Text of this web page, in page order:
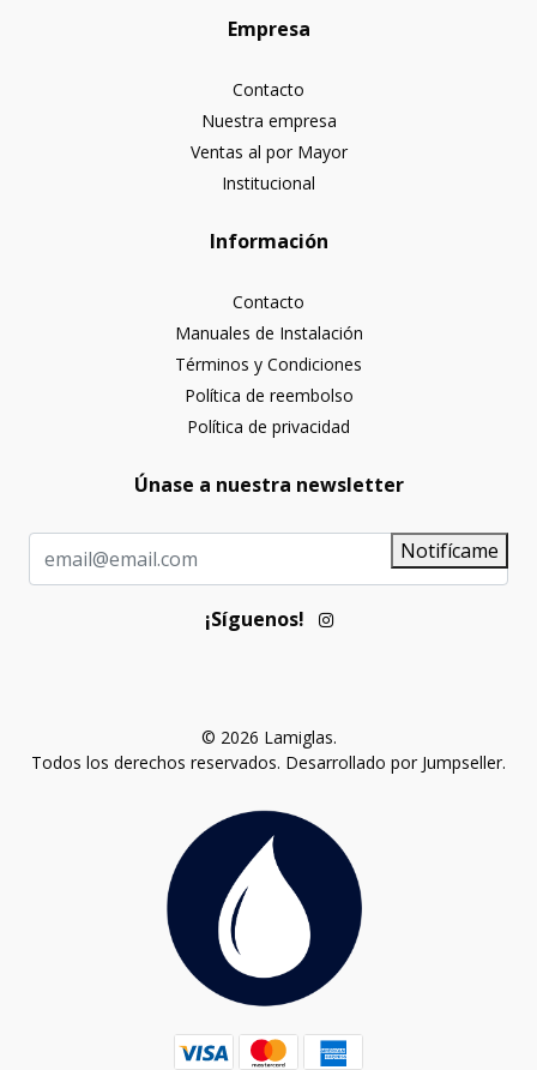
Empresa
Contacto
Nuestra empresa
Ventas al por Mayor
Institucional
Información
Contacto
Manuales de Instalación
Términos y Condiciones
Política de reembolso
Política de privacidad
Únase a nuestra newsletter
Notifícame
¡Síguenos!
© 2026 Lamiglas.
Todos los derechos reservados. Desarrollado por Jumpseller.